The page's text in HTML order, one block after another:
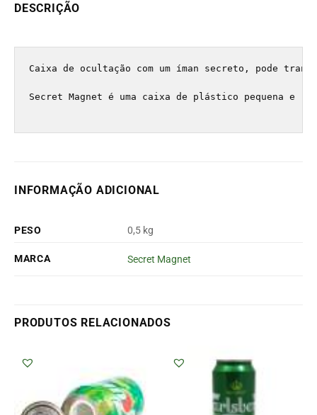
DESCRIÇÃO
Caixa de ocultação com um íman secreto, pode
Secret Magnet é uma caixa de plástico pequena e
INFORMAÇÃO ADICIONAL
PESO 0,5 kg
MARCA Secret Magnet
PRODUTOS RELACIONADOS